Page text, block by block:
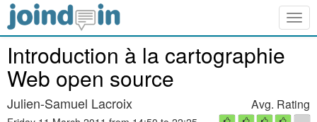
Introduction à la cartographie
Web open source
Julien-Samuel Lacroix Avg. Rating